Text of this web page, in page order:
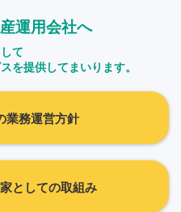
運用会社へ
て
を提供してまいります。
業務運営方針
としての取組み